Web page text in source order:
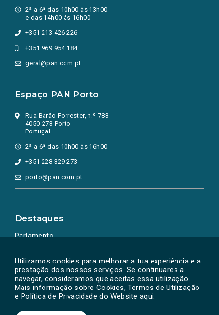
Utilizamos cookies para melhorar a tua experiência e a
prestação dos nossos serviços. Se continuares a
navegar, consideramos que aceitas essa utilização.
Mais informação sobre Cookies, Termos de Utilização
e Política de Privacidade do Website aqui.
2ª a 6ª das 10h00 às 13h00
e das 14h00 às 16h00
+351 213 426 226
+351 969 954 184
geral@pan.com.pt
Espaço PAN Porto
Rua Barão Forrester, n.º 783
4050-273 Porto
Portugal
2ª a 6ª das 10h00 às 16h00
+351 228 329 273
porto@pan.com.pt
Destaques
Parlamento